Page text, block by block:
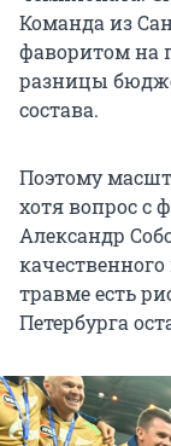
Команда из
фаворитом на
разницы
состава.
Поэтому
хотя вопрос с
Александр
травме есть
Петербурга